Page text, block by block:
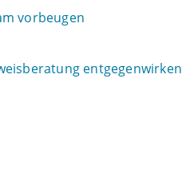
vorbeugen
entgegenwirken